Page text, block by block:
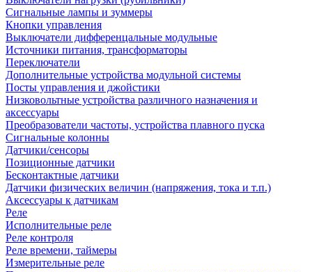
Сигнальные лампы и зуммеры
Кнопки управления
Выключатели дифференцальные модульные
Источники питания, трансформаторы
Переключатели
Дополнительные устройства модульной системы
Посты управления и джойстики
Низковольтные устройства различного назначения и
аксессуары
Преобразователи частоты, устройства плавного пуска
Сигнальные колонны
Датчики/сенсоры
Позиционные датчики
Бесконтактные датчики
Датчики физических величин (напряжения, тока и т.п.)
Аксессуары к датчикам
Реле
Исполнительные реле
Реле контроля
Реле времени, таймеры
Измерительные реле